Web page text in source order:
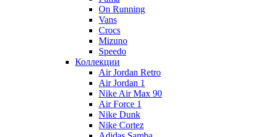
On Running
Vans
Crocs
Mizuno
Speedo
Коллекции
Air Jordan Retro
Air Jordan 1
Nike Air Max 90
Air Force 1
Nike Dunk
Nike Cortez